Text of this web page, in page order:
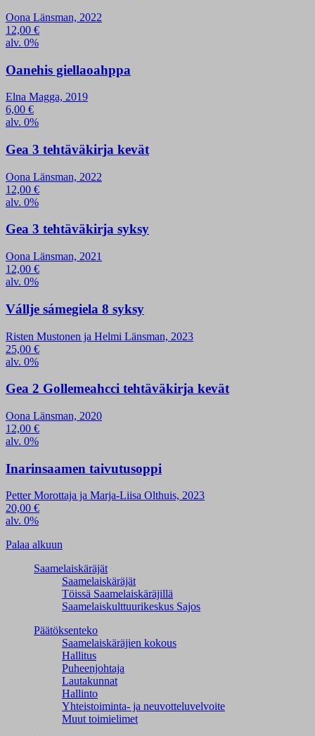
Oona Länsman, 2022
12,00 €
alv. 0%
Oanehis giellaoahppa
Elna Magga, 2019
6,00 €
alv. 0%
Gea 3 tehtäväkirja kevät
Oona Länsman, 2022
12,00 €
alv. 0%
Gea 3 tehtäväkirja syksy
Oona Länsman, 2021
12,00 €
alv. 0%
Vállje sámegiela 8 syksy
Risten Mustonen ja Helmi Länsman, 2023
25,00 €
alv. 0%
Gea 2 Gollemeahcci tehtäväkirja kevät
Oona Länsman, 2020
12,00 €
alv. 0%
Inarinsaamen taivutusoppi
Petter Morottaja ja Marja-Liisa Olthuis, 2023
20,00 €
alv. 0%
Palaa alkuun
Saamelaiskäräjät
Saamelaiskäräjät
Töissä Saamelaiskäräjillä
Saamelaiskulttuuri­keskus Sajos
Päätöksenteko
Saamelaiskäräjien kokous
Hallitus
Puheenjohtaja
Lautakunnat
Hallinto
Yhteistoiminta- ja neuvotteluvelvoite
Muut toimielimet